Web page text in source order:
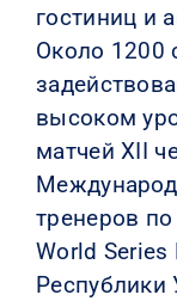
гостиниц и
Около 1200
высоком
матчей XII
тренеров
World Series
Республики